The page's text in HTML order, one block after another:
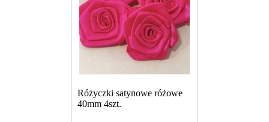
Różyczki satynowe różowe
40mm 4szt.